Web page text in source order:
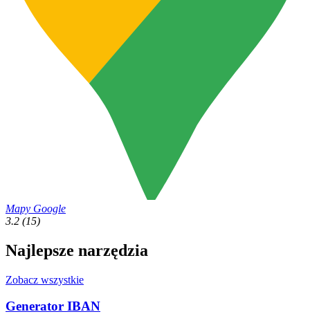
Mapy Google
3.2 (15)
Najlepsze narzędzia
Zobacz wszystkie
Generator IBAN